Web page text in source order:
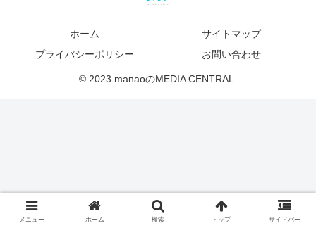
ホーム
サイトマップ
プライバシーポリシー
お問い合わせ
© 2023 manaoのMEDIA CENTRAL.
メニュー ホーム 検索 トップ サイドバー